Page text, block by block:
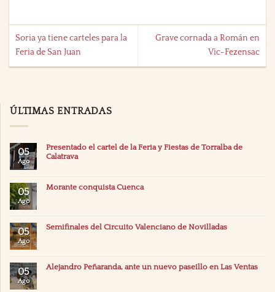
Soria ya tiene carteles para la
Feria de San Juan
Grave cornada a Román en
Vic-Fezensac
ÚLTIMAS ENTRADAS
05
Ago
Presentado el cartel de la Feria y Fiestas de Torralba de
Calatrava
05
Ago
Morante conquista Cuenca
05
Ago
Semifinales del Circuito Valenciano de Novilladas
05
Ago
Alejandro Peñaranda, ante un nuevo paseíllo en Las Ventas